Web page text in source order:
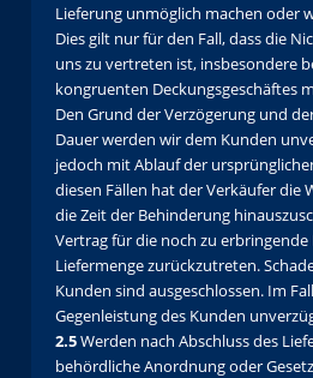
Lieferung unmöglich machen oder
Dies gilt nur für den Fall, dass die
uns zu vertreten ist, insbesondere
kongruenten Deckungsgeschäftes
Den Grund der Verzögerung und
Dauer werden wir dem Kunden
jedoch mit Ablauf der
diesen Fällen hat der Verkäufer die
die Zeit der Behinderung
Vertrag für die noch zu
Liefermenge zurückzutreten.
Kunden sind ausgeschlossen. Im
Gegenleistung des Kunden
2.5Werden nach Abschluss des
behördliche Anordnung oder